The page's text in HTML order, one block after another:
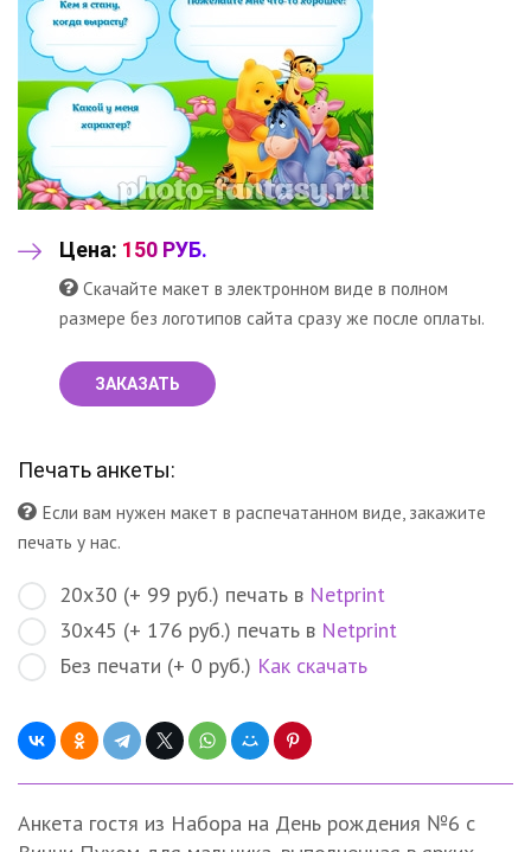
Цена: 150 РУБ.
Скачайте макет в электронном виде в полном
размере без логотипов сайта сразу же после оплаты.
ЗАКАЗАТЬ
Печать анкеты:
Если вам нужен макет в распечатанном виде, закажите
печать у нас.
20х30 (+ 99 руб.) печать в Netprint
30х45 (+ 176 руб.) печать в Netprint
Без печати (+ 0 руб.) Как скачать
Анкета гостя из Набора на День рождения №6 с